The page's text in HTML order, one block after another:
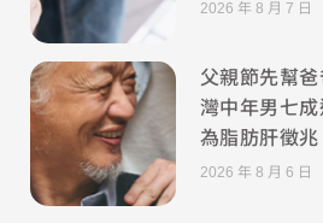
2026 年 8 月 7 日
父親節先幫
灣中年男七
為脂肪肝徵兆
2026 年 8 月 6 日